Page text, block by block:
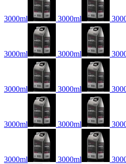
3000ml 3000ml
3000ml 3000ml
3000ml 3000ml
3000ml 3000ml
3000ml 3000ml